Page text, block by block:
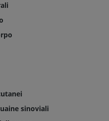
sinoviali